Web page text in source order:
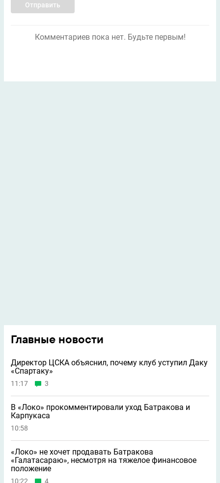
Отправить
Комментариев пока нет. Будьте первым!
Главные новости
Директор ЦСКА объяснил, почему клуб уступил Даку
«Спартаку»
11:17 3
В «Локо» прокомментировали уход Батракова и
Карпукаса
10:58
«Локо» не хочет продавать Батракова
«Галатасараю», несмотря на тяжелое финансовое
положение
10:22 4